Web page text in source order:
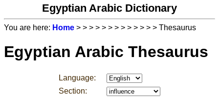
Egyptian Arabic Dictionary
You are here: Home > > > > > > > > > > > > > Thesaurus
Egyptian Arabic Thesaurus
Language:
Section: